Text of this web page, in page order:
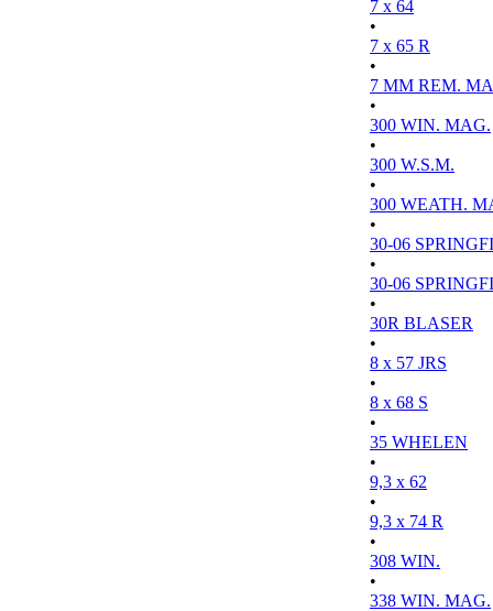
7 x 64
•
7 x 65 R
•
7 MM REM.
•
300 WIN. MAG.
•
300 W.S.M.
•
300 WEATH.
•
30-06
•
30-06
•
30R BLASER
•
8 x 57 JRS
•
8 x 68 S
•
35 WHELEN
•
9,3 x 62
•
9,3 x 74 R
•
308 WIN.
•
338 WIN. MAG.